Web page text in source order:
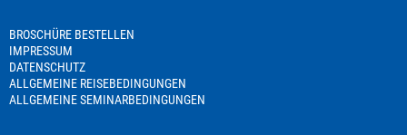
BROSCHÜRE BESTELLEN
IMPRESSUM
DATENSCHUTZ
ALLGEMEINE REISEBEDINGUNGEN
ALLGEMEINE SEMINARBEDINGUNGEN